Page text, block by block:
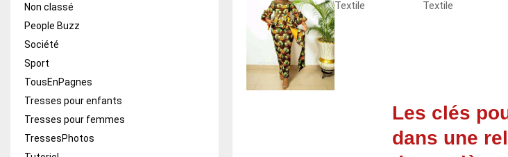
Les clés
dans une
Non classé
People Buzz
Société
Sport
TousEnPagnes
Tresses pour enfants
Tresses pour femmes
TressesPhotos